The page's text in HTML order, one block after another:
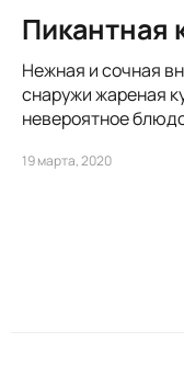
Пикантная
Нежная и сочная
снаружи жареная
невероятное
19 марта, 2020